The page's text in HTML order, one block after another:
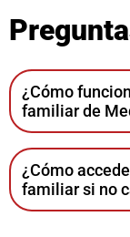
¿Cómo
familiar de
¿Cómo
familiar si no